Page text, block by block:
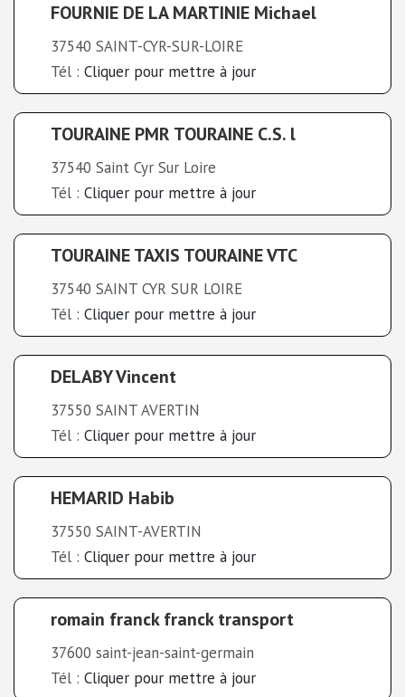
FOURNIE DE LA MARTINIE Michael
37540 SAINT-CYR-SUR-LOIRE
Tél : Cliquer pour mettre à jour
TOURAINE PMR TOURAINE C.S. l
37540 Saint Cyr Sur Loire
Tél : Cliquer pour mettre à jour
TOURAINE TAXIS TOURAINE VTC
37540 SAINT CYR SUR LOIRE
Tél : Cliquer pour mettre à jour
DELABY Vincent
37550 SAINT AVERTIN
Tél : Cliquer pour mettre à jour
HEMARID Habib
37550 SAINT-AVERTIN
Tél : Cliquer pour mettre à jour
romain franck franck transport
37600 saint-jean-saint-germain
Tél : Cliquer pour mettre à jour